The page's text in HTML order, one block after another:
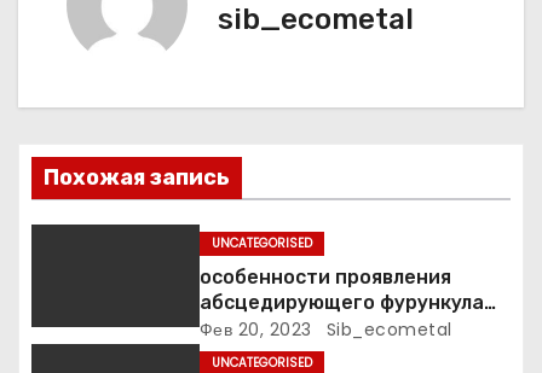
о
з
п
sib_ecometal
Похожая запись
UNCATEGORISED
особенности проявления
абсцедирующего фурункула
код по МКБ-10
Фев 20, 2023 Sib_ecometal
UNCATEGORISED